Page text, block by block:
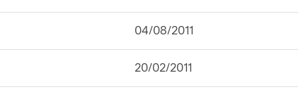
04/08/2011
20/02/2011